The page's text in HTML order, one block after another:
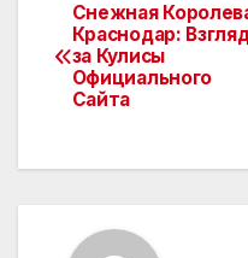
по
Снежная
Краснодар:
за Кулисы
Официального
Сайта